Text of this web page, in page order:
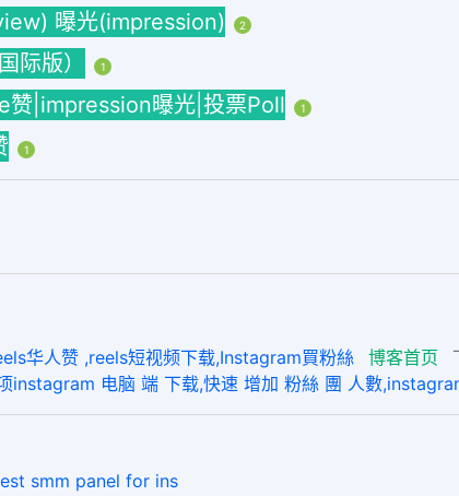
曝光(impression) 2
际版） 1
|impression曝光|投票Poll 1
1
华人赞 ,reels短视频下载,Instagram買粉絲 博客首页
instagram 电脑 端 下载,快速 增加 粉絲 團 人數
smm panel for ins